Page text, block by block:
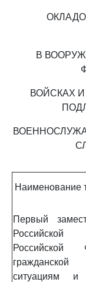
В
ВОЙСКАХ
Наименование
Первый
ситуациям и